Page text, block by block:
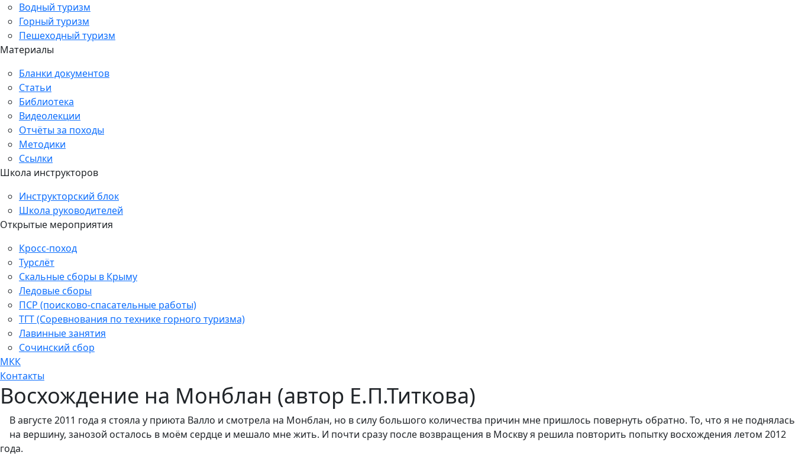
Водный туризм
Горный туризм
Пешеходный туризм
Материалы
Бланки документов
Статьи
Библиотека
Видеолекции
Отчёты за походы
Методики
Ссылки
Школа инструкторов
Инструкторский блок
Школа руководителей
Открытые мероприятия
Кросс-поход
Турслёт
Скальные сборы в Крыму
Ледовые сборы
ПСР (поисково-спасательные работы)
ТГТ (Соревнования по технике горного туризма)
Лавинные занятия
Сочинский сбор
МКК
Контакты
Восхождение на Монблан (автор Е.П.Титкова)
В августе 2011 года я стояла у приюта Валло и смотрела на Монблан, но в силу большого количества причин мне пришлось повернуть обратно. То, что я не поднялась
на вершину, занозой осталось в моём сердце и мешало мне жить. И почти сразу после возвращения в Москву я решила повторить попытку восхождения летом 2012
года.